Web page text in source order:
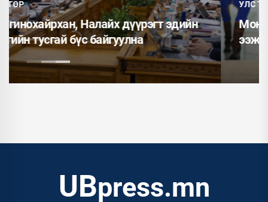
УЛС ТӨР
Монгол Улсын Ерөнхийлөгч У.Хүрэлсүх
ээжүүдэд Алдарт эхийн одон гардуулав
UBpress.mn